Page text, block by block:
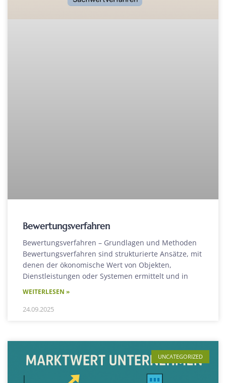
Bewertungsverfahren
Bewertungsverfahren – Grundlagen und Methoden
Bewertungsverfahren sind strukturierte Ansätze, mit
denen der ökonomische Wert von Objekten,
Dienstleistungen oder Systemen ermittelt und in
WEITERLESEN »
24.09.2025
UNCATEGORIZED